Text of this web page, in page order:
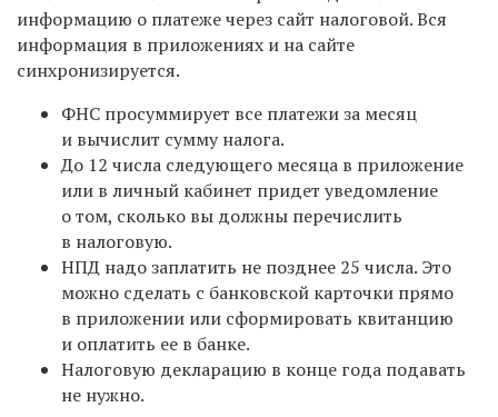
информацию о платеже через сайт налоговой. Вся
информация в приложениях и на сайте
синхронизируется.
ФНС просуммирует все платежи за месяц
и вычислит сумму налога.
До 12 числа следующего месяца в приложение
или в личный кабинет придет уведомление
о том, сколько вы должны перечислить
в налоговую.
НПД надо заплатить не позднее 25 числа. Это
можно сделать с банковской карточки прямо
в приложении или сформировать квитанцию
и оплатить ее в банке.
Налоговую декларацию в конце года подавать
не нужно.